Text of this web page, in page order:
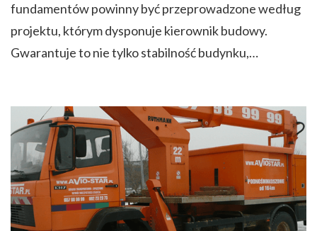
fundamentów powinny być przeprowadzone według
projektu, którym dysponuje kierownik budowy.
Gwarantuje to nie tylko stabilność budynku,…